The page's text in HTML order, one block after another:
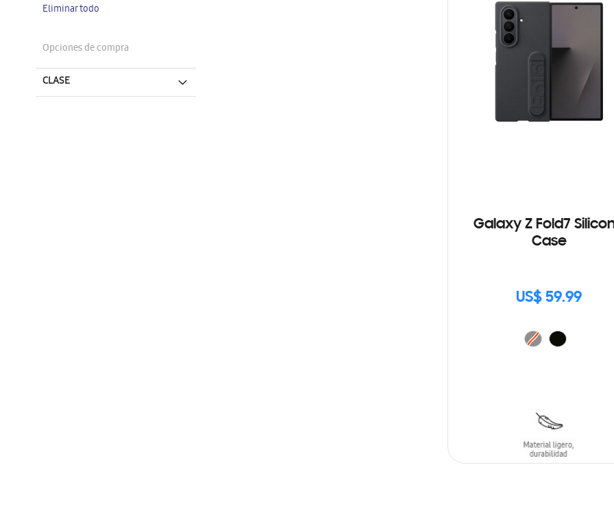
Galaxy Z Fold7
Case
US$ 59.99
artículo
Eliminar todo
Opciones de compra
CLASE